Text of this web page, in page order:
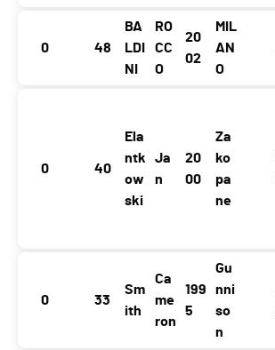
0 48
BA
LDI
NI
RO
CC
O
20
02
MIL
AN
O
0 40
Ela
ntk
ow
ski
Ja
n
20
00
Za
ko
pa
ne
0 33
Sm
ith
Ca
me
ron
199
5
Gu
nni
so
n